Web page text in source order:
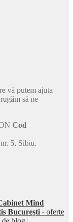
vă putem ajuta
să ne
Cod
5, Sibiu.
Mind
București - oferte